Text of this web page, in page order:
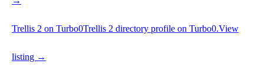
Trellis 2 on Turbo0Trellis 2 directory profile on Turbo0.View
listing →